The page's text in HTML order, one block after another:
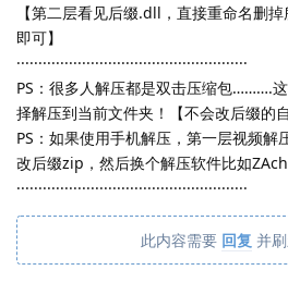
【第二层看见后缀.dll，直接重命名删
即可】
·····················································
PS：很多人解压都是双击压缩包……….
择解压到当前文件夹！【不会改后缀的
PS：如果使用手机解压，第一层视频解
改后缀zip，然后换个解压软件比如
·····················································
此内容需要 回复 并